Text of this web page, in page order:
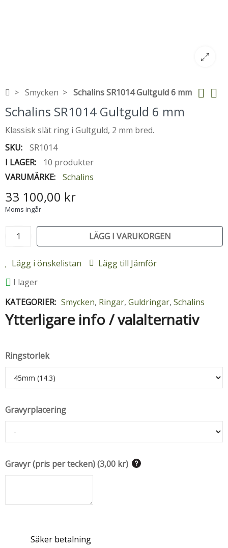
Smycken Schalins SR1014 Gultguld 6 mm
Schalins SR1014 Gultguld 6 mm
Klassisk slät ring i Gultguld, 2 mm bred.
SKU:
SR1014
I LAGER:
10 produkter
VARUMÄRKE:
Schalins
33 100,00 kr
Moms ingår
LÄGG I VARUKORGEN
Lägg i önskelistan
Lägg till Jämför
I lager
KATEGORIER: Smycken, Ringar, Guldringar, Schalins
Ytterligare info / valalternativ
Ringstorlek
Gravyrplacering
Gravyr (pris per tecken)(3,00 kr)
Säker betalning